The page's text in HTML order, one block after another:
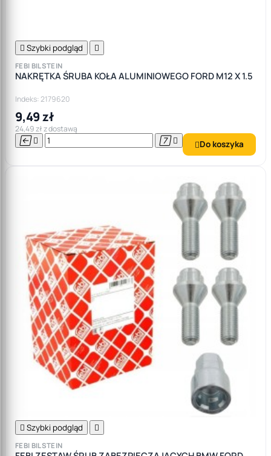
 Szybki podgląd 
FEBI BILSTEIN
NAKRĘTKA ŚRUBA KOŁA ALUMINIOWEGO FORD M12 X 1.5
Indeks: 2179620
9,49 zł
24,49 zł z dostawą
    Do koszyka
 Szybki podgląd 
FEBI BILSTEIN